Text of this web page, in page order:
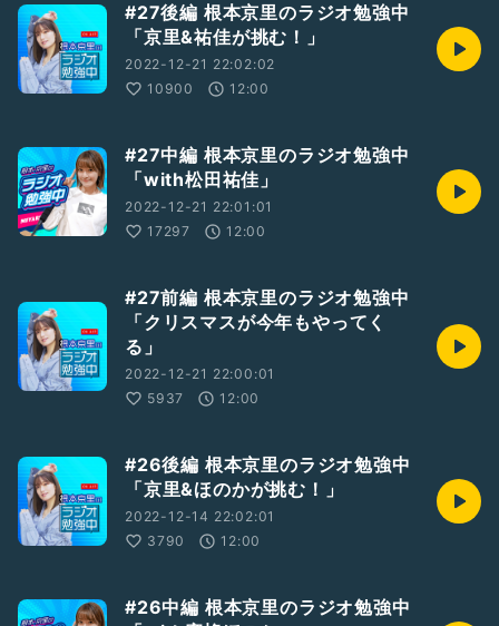
#27後編 根本京里のラジオ勉強中
「京里&祐佳が挑む！」
2022-12-21 22:02:02
10900
12:00
#27中編 根本京里のラジオ勉強中
「with松田祐佳」
2022-12-21 22:01:01
17297
12:00
#27前編 根本京里のラジオ勉強中
「クリスマスが今年もやってく
る」
2022-12-21 22:00:01
5937
12:00
#26後編 根本京里のラジオ勉強中
「京里&ほのかが挑む！」
2022-12-14 22:02:01
3790
12:00
#26中編 根本京里のラジオ勉強中